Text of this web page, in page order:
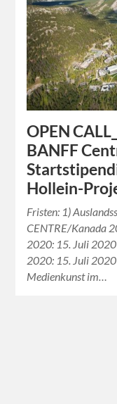
OPEN
BANFF
Hollein-
Fristen: 1)
CENTRE/Kanada
2020: 15. Juli
2020: 15. Juli
Medienkunst im…